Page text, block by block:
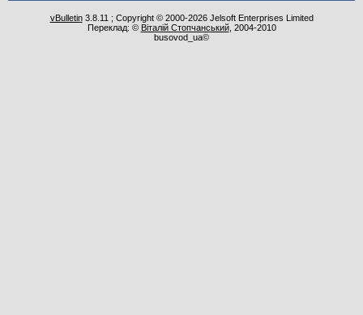
vBulletin3.8.11 ; Copyright © 2000-2026 Jelsoft Enterprises Limited
Переклад: © Віталій Стопчанський, 2004-2010
busovod_ua©